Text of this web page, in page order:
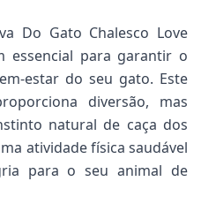
Do Gato Chalesco Love
essencial para garantir o
estar do seu gato. Este
diversão, mas
natural de caça dos
atividade física saudável
para o seu animal de